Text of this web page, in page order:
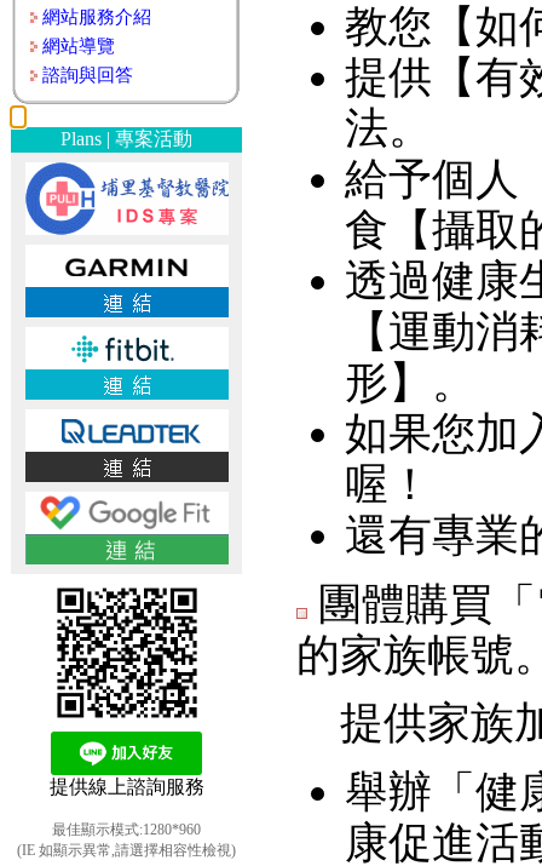
網站服務介紹
網站導覽
諮詢與回答
Plans | 專案活動
提供線上諮詢服務
最佳顯示模式:1280*960
(IE 如顯示異常,請選擇相容性檢視)
教您【如
提供【有
法。
給予個人
食【攝取
透過健康
【運動
形】。
如果您加
喔！
還有專業
團體購買
的家族帳號
提供家族
舉辦「健
康促進活